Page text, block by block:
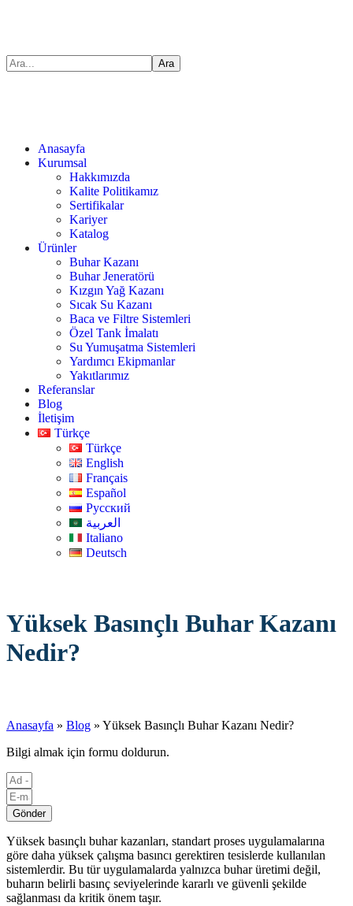
Anasayfa
Kurumsal
Hakkımızda
Kalite Politikamız
Sertifikalar
Kariyer
Katalog
Ürünler
Buhar Kazanı
Buhar Jeneratörü
Kızgın Yağ Kazanı
Sıcak Su Kazanı
Baca ve Filtre Sistemleri
Özel Tank İmalatı
Su Yumuşatma Sistemleri
Yardımcı Ekipmanlar
Yakıtlarımız
Referanslar
Blog
İletişim
Türkçe
Türkçe
English
Français
Español
Русский
العربية
Italiano
Deutsch
Yüksek Basınçlı Buhar Kazanı
Nedir?
Anasayfa » Blog » Yüksek Basınçlı Buhar Kazanı Nedir?
Bilgi almak için formu doldurun.
Gönder
Yüksek basınçlı buhar kazanları, standart proses uygulamalarına
göre daha yüksek çalışma basıncı gerektiren tesislerde kullanılan
sistemlerdir. Bu tür uygulamalarda yalnızca buhar üretimi değil,
buharın belirli basınç seviyelerinde kararlı ve güvenli şekilde
sağlanması da kritik önem taşır.